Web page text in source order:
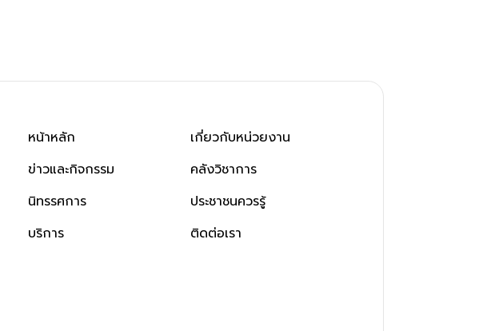
หน้าหลัก
ข่าวและกิจกรรม
นิทรรศการ
บริการ
เกี่ยวกับหน่วยงาน
คลังวิชาการ
ประชาชนควรรู้
ติดต่อเรา